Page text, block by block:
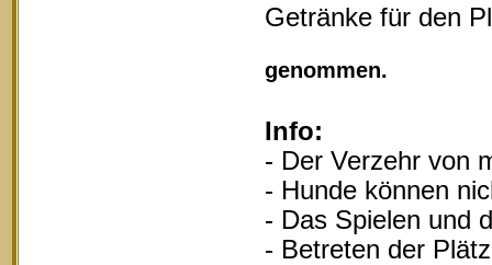
Getränke für den
genommen.
Info:
- Der Verzehr von
- Hunde können
- Das Spielen und
- Betreten der